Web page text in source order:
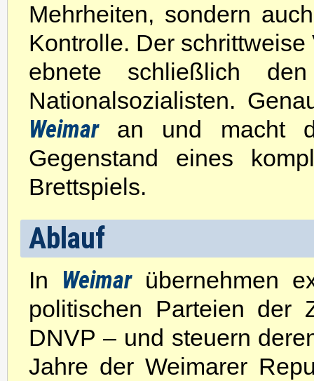
Mehrheiten, sondern
Kontrolle. Der
ebnete schließlich
Nationalsozialisten.
Weimaran und macht
Gegenstand eines
Brettspiels.
Ablauf
In Weimarübernehmen
politischen Parteien der
DNVP – und steuern
Jahre der Weimarer